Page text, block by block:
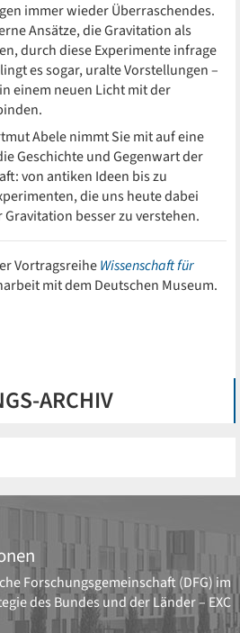
ARCHIV
immer wieder Überraschendes.
Ansätze, die Gravitation als
durch diese Experimente infrage
es sogar, uralte Vorstellungen –
einem neuen Licht mit der
Abele nimmt Sie mit auf eine
Geschichte und Gegenwart der
von antiken Ideen bis zu
die uns heute dabei
besser zu verstehen.
VortragsreiheWissenschaft für
mit dem Deutschen Museum.
Forschungsgemeinschaft (DFG) im
des Bundes und der Länder – EXC